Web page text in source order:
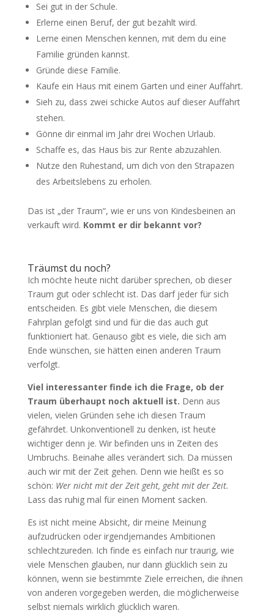
Sei gut in der Schule.
Erlerne einen Beruf, der gut bezahlt wird.
Lerne einen Menschen kennen, mit dem du eine
Familie gründen kannst.
Gründe diese Familie.
Kaufe ein Haus mit einem Garten und einer Auffahrt.
Sieh zu, dass zwei schicke Autos auf dieser Auffahrt
stehen.
Gönne dir einmal im Jahr drei Wochen Urlaub.
Schaffe es, das Haus bis zur Rente abzuzahlen.
Nutze den Ruhestand, um dich von den Strapazen
des Arbeitslebens zu erholen.
Das ist „der Traum“, wie er uns von Kindesbeinen an
verkauft wird. Kommt er dir bekannt vor?
Träumst du noch?
Ich möchte heute nicht darüber sprechen, ob dieser
Traum gut oder schlecht ist. Das darf jeder für sich
entscheiden. Es gibt viele Menschen, die diesem
Fahrplan gefolgt sind und für die das auch gut
funktioniert hat. Genauso gibt es viele, die sich am
Ende wünschen, sie hätten einen anderen Traum
verfolgt.
Viel interessanter finde ich die Frage, ob der
Traum überhaupt noch aktuell ist. Denn aus
vielen, vielen Gründen sehe ich diesen Traum
gefährdet. Unkonventionell zu denken, ist heute
wichtiger denn je. Wir befinden uns in Zeiten des
Umbruchs. Beinahe alles verändert sich. Da müssen
auch wir mit der Zeit gehen. Denn wie heißt es so
schön: Wer nicht mit der Zeit geht, geht mit der Zeit.
Lass das ruhig mal für einen Moment sacken.
Es ist nicht meine Absicht, dir meine Meinung
aufzudrücken oder irgendjemandes Ambitionen
schlechtzureden. Ich finde es einfach nur traurig, wie
viele Menschen glauben, nur dann glücklich sein zu
können, wenn sie bestimmte Ziele erreichen, die ihnen
von anderen vorgegeben werden, die möglicherweise
selbst niemals wirklich glücklich waren.